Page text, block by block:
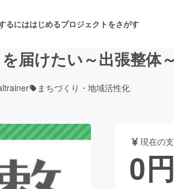
るにははじめるプロジェクトをさがす
舞台・パフォーマンス
届けたい～出張整体～
まちづくり・地域活性化
現在の
0円